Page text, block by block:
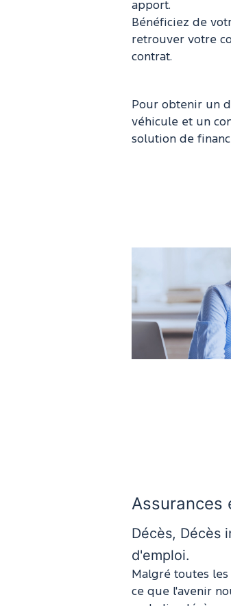
apport.
Bénéficiez de
retrouver votre
contrat.
Pour obtenir un
véhicule et un
solution de
Assurances
Décès, Décès
d'emploi.
Malgré toutes
ce que l'avenir